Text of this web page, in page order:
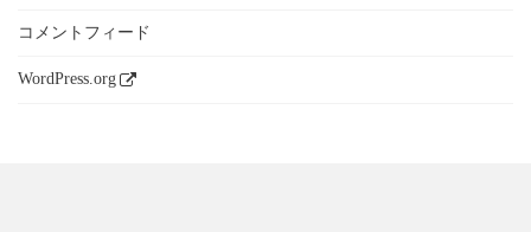
コメントフィード
WordPress.org